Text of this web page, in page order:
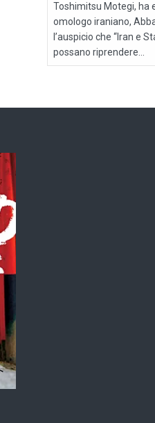
Toshimitsu Motegi, ha
omologo iraniano,
l’auspicio che “Iran e
possano riprendere...